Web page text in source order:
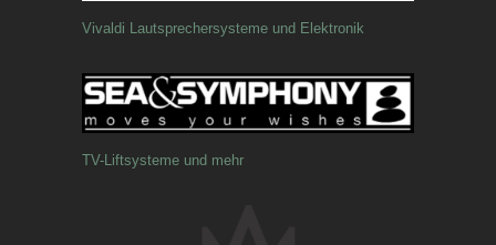
Vivaldi Lautsprechersysteme und Elektronik
TV-Liftsysteme und mehr